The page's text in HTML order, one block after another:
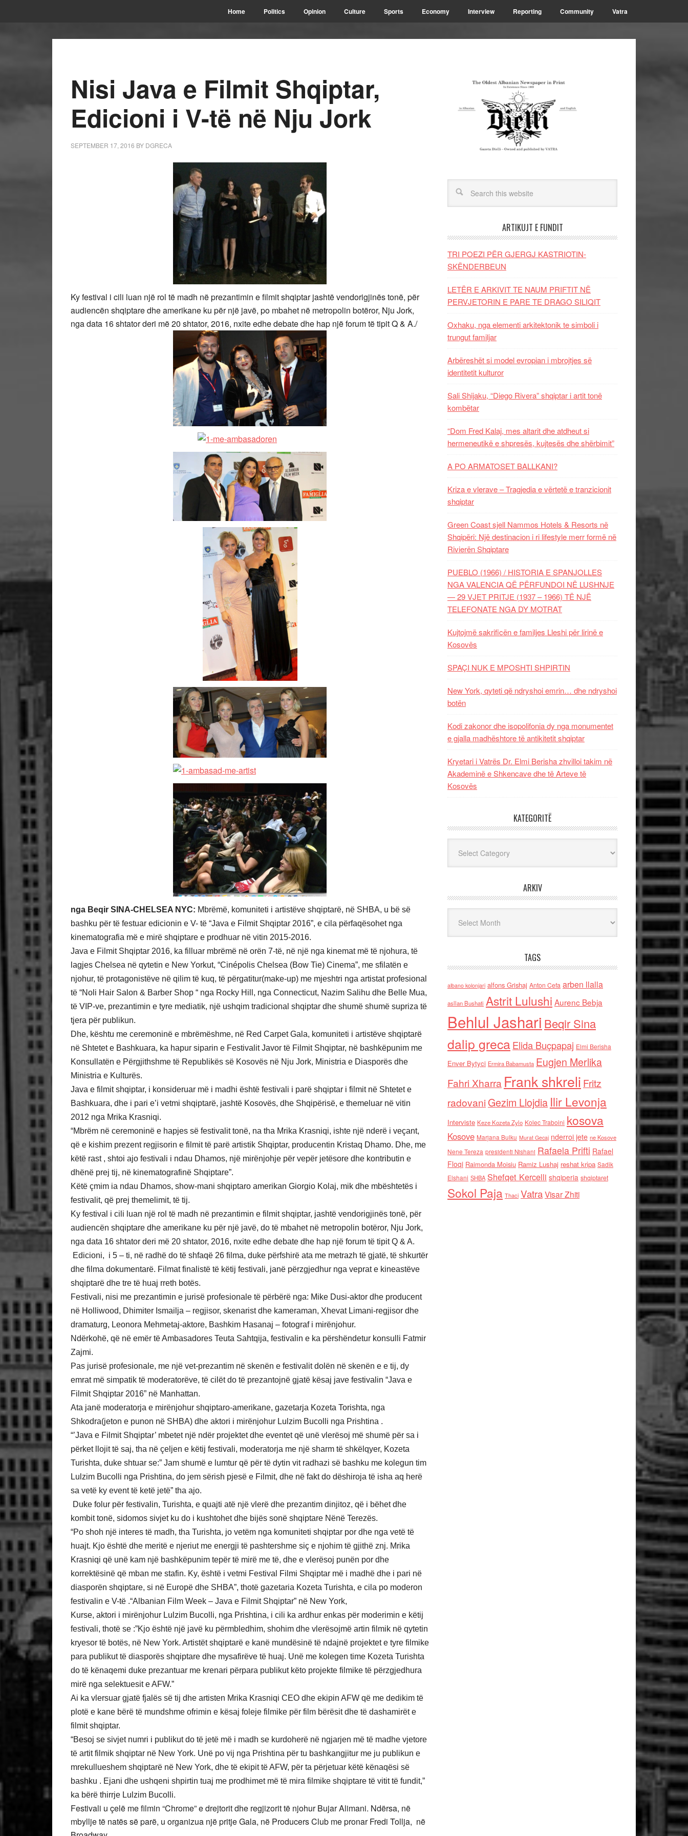
Home Politics Opinion Culture Sports Economy Interview Reporting Community Vatra
Nisi Java e Filmit Shqiptar,
Edicioni i V-të në Nju Jork
SEPTEMBER 17, 2016 BY DGRECA
Ky festival i cili luan një rol të madh në prezantimin e filmit shqiptar jashtë vendorigjinës tonë, për
audiencën shqiptare dhe amerikane ku për një javë, po mbahet në metropolin botëror, Nju Jork,
nga data 16 shtator deri më 20 shtator, 2016, nxite edhe debate dhe hap një forum të tipit Q & A./
nga Beqir SINA-CHELSEA NYC: Mbrëmë, komuniteti i artistëve shqiptarë, në SHBA, u bë së
bashku për të festuar edicionin e V- të “Java e Filmit Shqiptar 2016”, e cila përfaqësohet nga
kinematografia më e mirë shqiptare e prodhuar në vitin 2015-2016.
Java e Filmit Shqiptar 2016, ka filluar mbrëmë në orën 7-të, në një nga kinemat më të njohura, të
lagjes Chelsea në qytetin e New Yorkut, “Cinépolis Chelsea (Bow Tie) Cinema”, me sfilatën e
njohur, të protagonistëve në qilim të kuq, të përgatitur(make-up) me mjeshtri nga artistat profesional
të “Noli Hair Salon & Barber Shop “ nga Rocky Hill, nga Connecticut, Nazim Salihu dhe Belle Mua,
të VIP-ve, prezantimin e tyre mediatik, një ushqim tradicional shqiptar dhe shumë shumë supriza të
tjera për publikun.
Dhe, kështu me ceremoninë e mbrëmëshme, në Red Carpet Gala, komuniteti i artistëve shqiptarë
në Shtetet e Bashkuara, ka hapur siparin e Festivalit Javor të Filmit Shqiptar, në bashkëpunim me
Konsullatën e Përgjithshme të Republikës së Kosovës në Nju Jork, Ministria e Diasporës dhe
Ministria e Kulturës.
Java e filmit shqiptar, i konsideruar më i madhi është festivali i parë shqiptar i filmit në Shtetet e
Bashkuara, dhe i pari e’i vetmi shqiptarë, jashtë Kosovës, dhe Shqipërisë, e themeluar në vitin
2012 nga Mrika Krasniqi.
“Mbrëm në ceremoninë e hapjes së festivalit tonë, na tha Mrika Krasniqi, ishte një nderë i veçant,
që e kishim prezent regjisorin e filmit të parë artistik Shqiptar, producentin Kristaq Dhamo. Dhe, me
këtë rast , shtoi ajo festivali i ndau Dhamos, një mirënjohje për vepër jetësore dhe kontributin e
dhënë prej tij, në kinematografinë Shqiptare”.
Këtë çmim ia ndau Dhamos, show-mani shqiptaro amerikan Giorgio Kolaj, mik dhe mbështetës i
festivalit, që prej themelimit, të tij.
Ky festival i cili luan një rol të madh në prezantimin e filmit shqiptar, jashtë vendorigjinës tonë, për
audiencën shqiptare dhe amerikane ku për një javë, do të mbahet në metropolin botëror, Nju Jork,
nga data 16 shtator deri më 20 shtator, 2016, nxite edhe debate dhe hap një forum të tipit Q & A.
Edicioni, i 5 – ti, në radhë do të shfaqë 26 filma, duke përfshirë ata me metrazh të gjatë, të shkurtër
dhe filma dokumentarë. Filmat finalistë të këtij festivali, janë përzgjedhur nga veprat e kineastëve
shqiptarë dhe tre të huaj rreth botës.
Festivali, nisi me prezantimin e jurisë profesionale të përbërë nga: Mike Dusi-aktor dhe producent
në Holliwood, Dhimiter Ismailja – regjisor, skenarist dhe kameraman, Xhevat Limani-regjisor dhe
dramaturg, Leonora Mehmetaj-aktore, Bashkim Hasanaj – fotograf i mirënjohur.
Ndërkohë, që në emër të Ambasadores Teuta Sahtqija, festivalin e ka përshëndetur konsulli Fatmir
Zajmi.
Pas jurisë profesionale, me një vet-prezantim në skenën e festivalit dolën në skenën e e tij, dy
emrat më simpatik të moderatorëve, të cilët do të prezantojnë gjatë kësaj jave festivalin “Java e
Filmit Shqiptar 2016” në Manhattan.
Ata janë moderatorja e mirënjohur shqiptaro-amerikane, gazetarja Kozeta Torishta, nga
Shkodra(jeton e punon në SHBA) dhe aktori i mirënjohur Lulzim Bucolli nga Prishtina .
“’Java e Filmit Shqiptar’ mbetet një ndër projektet dhe eventet që unë vlerësoj më shumë për sa i
përket llojit të saj, tha në çeljen e këtij festivali, moderatorja me një sharm të shkëlqyer, Kozeta
Turishta, duke shtuar se:” Jam shumë e lumtur që për të dytin vit radhazi së bashku me kolegun tim
Lulzim Bucolli nga Prishtina, do jem sërish pjesë e Filmit, dhe në fakt do dëshiroja të isha aq herë
sa vetë ky event të ketë jetë” tha ajo.
Duke folur për festivalin, Turishta, e quajti atë një vlerë dhe prezantim dinjitoz, që i bëhet dhe
kombit tonë, sidomos sivjet ku do i kushtohet dhe bijës sonë shqiptare Nënë Terezës.
“Po shoh një interes të madh, tha Turishta, jo vetëm nga komuniteti shqiptar por dhe nga vetë të
huajt. Kjo është dhe meritë e njeriut me energji të pashtershme siç e njohim të gjithë znj. Mrika
Krasniqi që unë kam një bashkëpunim tepër të mirë me të, dhe e vlerësoj punën por dhe
korrektësinë që mban me stafin. Ky, është i vetmi Festival Filmi Shqiptar më i madhë dhe i pari në
diasporën shqiptare, si në Europë dhe SHBA”, thotë gazetaria Kozeta Turishta, e cila po moderon
festivalin e V-të .“Albanian Film Week – Java e Filmit Shqiptar” në New York,
Kurse, aktori i mirënjohur Lulzim Bucolli, nga Prishtina, i cili ka ardhur enkas për moderimin e këtij
festivali, thotë se :”Kjo është një javë ku përmbledhim, shohim dhe vlerësojmë artin filmik në qytetin
kryesor të botës, në New York. Artistët shqiptarë e kanë mundësinë të ndajnë projektet e tyre filmike
para publikut të diasporës shqiptare dhe mysafirëve të huaj. Unë me kolegen time Kozeta Turishta
do të kënaqemi duke prezantuar me krenari përpara publikut këto projekte filmike të përzgjedhura
mirë nga selektuesit e AFW.”
Ai ka vlersuar gjatë fjalës së tij dhe artisten Mrika Krasniqi CEO dhe ekipin AFW që me dedikim të
plotë e kane bërë të mundshme ofrimin e kësaj foleje filmike për film bërësit dhe të dashamirët e
filmit shqiptar.
“Besoj se sivjet numri i publikut do të jetë më i madh se kurdoherë në ngjarjen më të madhe vjetore
të artit filmik shqiptar në New York. Unë po vij nga Prishtina për tu bashkangjitur me ju publikun e
mrekullueshem shqiptarë në New York, dhe të ekipit të AFW, për ta përjetuar këtë kënaqësi së
bashku . Ejani dhe ushqeni shpirtin tuaj me prodhimet më të mira filmike shqiptare të vitit të fundit,”
ka bërë thirrje Lulzim Bucolli.
Festivali u çelë me filmin “Chrome” e drejtorit dhe regjizorit të njohur Bujar Alimani. Ndërsa, në
mbyllje të natës së parë, u organizua një pritje Gala, në Producers Club me pronar Fredi Tollja, në
ARTIKUJT E FUNDIT
TRI POEZI PËR GJERGJ KASTRIOTIN-
SKËNDERBEUN
LETËR E ARKIVIT TE NAUM PRIFTIT NË
PERVJETORIN E PARE TE DRAGO SILIQIT
Oxhaku, nga elementi arkitektonik te simboli i
trungut familjar
Arbëreshët si model evropian i mbrojtjes së
identitetit kulturor
Sali Shijaku, “Diego Rivera” shqiptar i artit tonë
kombëtar
“Dom Fred Kalaj, mes altarit dhe atdheut si
hermeneutikë e shpresës, kujtesës dhe shërbimit”
A PO ARMATOSET BALLKANI?
Kriza e vlerave – Tragjedia e vërtetë e tranzicionit
shqiptar
Green Coast sjell Nammos Hotels & Resorts në
Shqipëri: Një destinacion i ri lifestyle merr formë në
Rivierën Shqiptare
PUEBLO (1966) / HISTORIA E SPANJOLLES
NGA VALENCIA QË PËRFUNDOI NË LUSHNJE
— 29 VJET PRITJE (1937 – 1966) TË NJË
TELEFONATE NGA DY MOTRAT
Kujtojmë sakrificën e familjes Lleshi për lirinë e
Kosovës
SPAÇI NUK E MPOSHTI SHPIRTIN
New York, qyteti që ndryshoi emrin… dhe ndryshoi
botën
Kodi zakonor dhe isopolifonia dy nga monumentet
e gjalla madhështore të antikitetit shqiptar
Kryetari i Vatrës Dr. Elmi Berisha zhvilloi takim në
Akademinë e Shkencave dhe të Arteve të
Kosovës
KATEGORITË
ARKIV
TAGS
albano kolonjari alfons Grishaj Anton Cefa arben llalla
asllan Bushati Astrit Lulushi Aurenc Bebja
Behlul Jashari Beqir Sina
dalip grecaElida Buçpapaj Elmi Berisha
Enver Bytyci Ermira Babamusta Eugjen Merlika
Fahri Xharra Frank shkreli Fritz
radovaniGezim Llojdia Ilir Levonja
Interviste Keze Kozeta Zylo Kolec Traboini kosova
Kosove Marjana Bulku Murat Gecaj nderroi jete ne Kosove
Nene Tereza presidenti Nishani Rafaela Prifti Rafael
Floqi Raimonda Moisiu Ramiz Lushaj reshat kripa Sadik
Elshani SHBA Shefqet Kercelli shqiperia shqiptaret
Sokol Paja Thaci VatraVisar Zhiti